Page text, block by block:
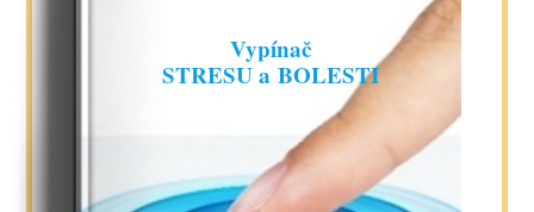
Vypínač
STRESU a BOLESTI